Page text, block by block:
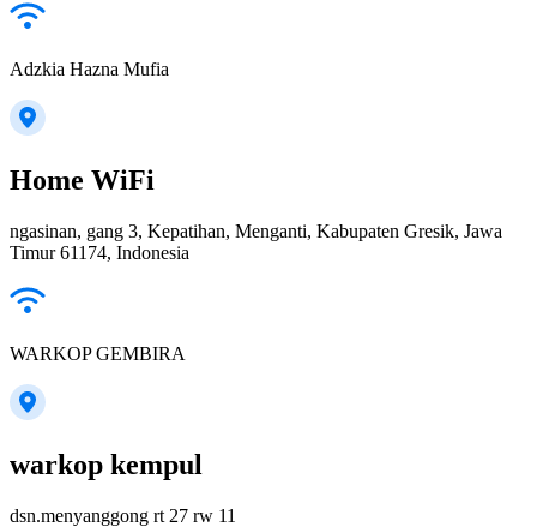
Adzkia Hazna Mufia
Home WiFi
ngasinan, gang 3, Kepatihan, Menganti, Kabupaten Gresik, Jawa
Timur 61174, Indonesia
WARKOP GEMBIRA
warkop kempul
dsn.menyanggong rt 27 rw 11